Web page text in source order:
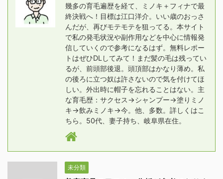
幾多の育毛遍歴を経て、ミノキ＋フィナで最
終決戦へ！目標は江口洋介。いい歳のおっさ
んだが、再びモテモテを狙ってる。本サイト
で私の発毛状況や副作用などを中心に情報発
信していくので参考になるはず。無料レポー
トはぜひDLしてみて！まだ髪の毛は残ってい
るが、前頭部後退。頭頂部はかなり薄め。私
の後ろに立つ奴は許さないので気を付けてほ
しい。外出時に帽子を忘れることはない。主
な育毛歴：サクセス→シャンプー→塗りミノ
キ→飲みミノキ→今。他、多数。詳しくはこ
ちら。50代、妻子持ち、岐阜県在住。
未分類